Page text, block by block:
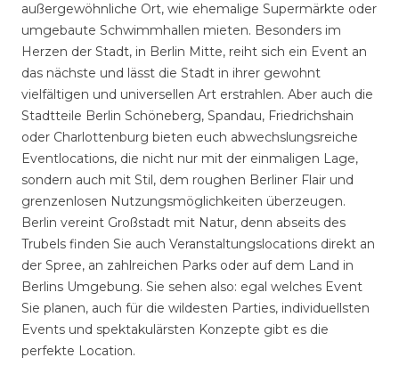
außergewöhnliche Ort, wie ehemalige Supermärkte oder
umgebaute Schwimmhallen mieten. Besonders im
Herzen der Stadt, in Berlin Mitte, reiht sich ein Event an
das nächste und lässt die Stadt in ihrer gewohnt
vielfältigen und universellen Art erstrahlen. Aber auch die
Stadtteile Berlin Schöneberg, Spandau, Friedrichshain
oder Charlottenburg bieten euch abwechslungsreiche
Eventlocations, die nicht nur mit der einmaligen Lage,
sondern auch mit Stil, dem roughen Berliner Flair und
grenzenlosen Nutzungsmöglichkeiten überzeugen.
Berlin vereint Großstadt mit Natur, denn abseits des
Trubels finden Sie auch Veranstaltungslocations direkt an
der Spree, an zahlreichen Parks oder auf dem Land in
Berlins Umgebung. Sie sehen also: egal welches Event
Sie planen, auch für die wildesten Parties, individuellsten
Events und spektakulärsten Konzepte gibt es die
perfekte Location.